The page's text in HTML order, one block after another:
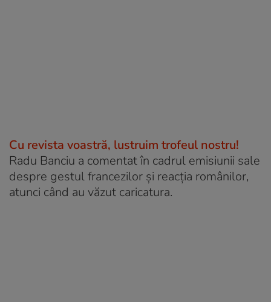
Cu revista voastră, lustruim trofeul nostru!
Radu Banciu a comentat în cadrul emisiunii sale
despre gestul francezilor și reacția românilor,
atunci când au văzut caricatura.